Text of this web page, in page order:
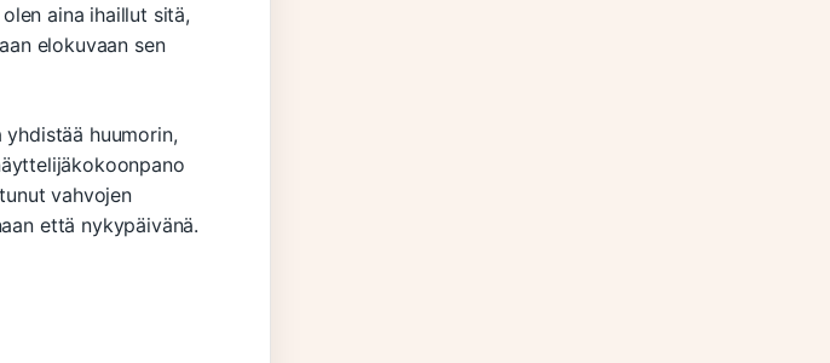
aina ihaillut sitä,
elokuvaan sen
huumorin,
vahvojen
että nykypäivänä.